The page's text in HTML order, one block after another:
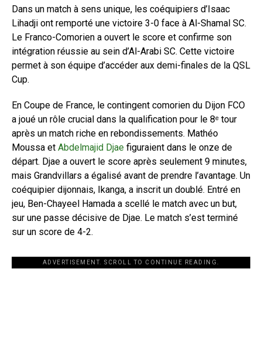
Dans un match à sens unique, les coéquipiers d’Isaac
Lihadji ont remporté une victoire 3-0 face à Al-Shamal SC.
Le Franco-Comorien a ouvert le score et confirme son
intégration réussie au sein d’Al-Arabi SC. Cette victoire
permet à son équipe d’accéder aux demi-finales de la QSL
Cup.
En Coupe de France, le contingent comorien du Dijon FCO
a joué un rôle crucial dans la qualification pour le 8ᵉ tour
après un match riche en rebondissements. Mathéo
Moussa et Abdelmajid Djae figuraient dans le onze de
départ. Djae a ouvert le score après seulement 9 minutes,
mais Grandvillars a égalisé avant de prendre l’avantage. Un
coéquipier dijonnais, Ikanga, a inscrit un doublé. Entré en
jeu, Ben-Chayeel Hamada a scellé le match avec un but,
sur une passe décisive de Djae. Le match s’est terminé
sur un score de 4-2.
ADVERTISEMENT. SCROLL TO CONTINUE READING.